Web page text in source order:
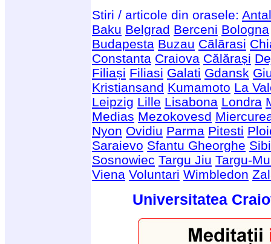
Stiri / articole din orasele:
Baku Belgrad Berceni Bologna
Budapesta Buzau Cãlãrasi
Constanta Craiova Călărași
Filiași Filiasi Galati Gdansk
Kristiansand Kumamoto La
Leipzig Lille Lisabona Londra
Medias Mezokovesd
Nyon Ovidiu Parma Pitesti
Saraievo Sfantu Gheorghe
Sosnowiec Targu Jiu Targu-
Viena Voluntari Wimbledon
Universitatea